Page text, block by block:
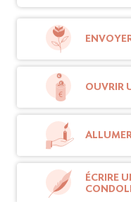
OUVRIR
ÉCRIRE